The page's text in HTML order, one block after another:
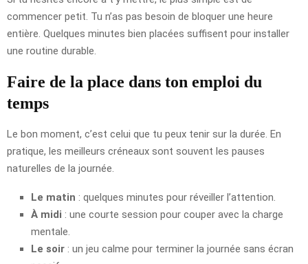
commencer petit. Tu n’as pas besoin de bloquer une heure
entière. Quelques minutes bien placées suffisent pour installer
une routine durable.
Faire de la place dans ton emploi du
temps
Le bon moment, c’est celui que tu peux tenir sur la durée. En
pratique, les meilleurs créneaux sont souvent les pauses
naturelles de la journée.
Le matin : quelques minutes pour réveiller l’attention.
À midi : une courte session pour couper avec la charge
mentale.
Le soir : un jeu calme pour terminer la journée sans écran